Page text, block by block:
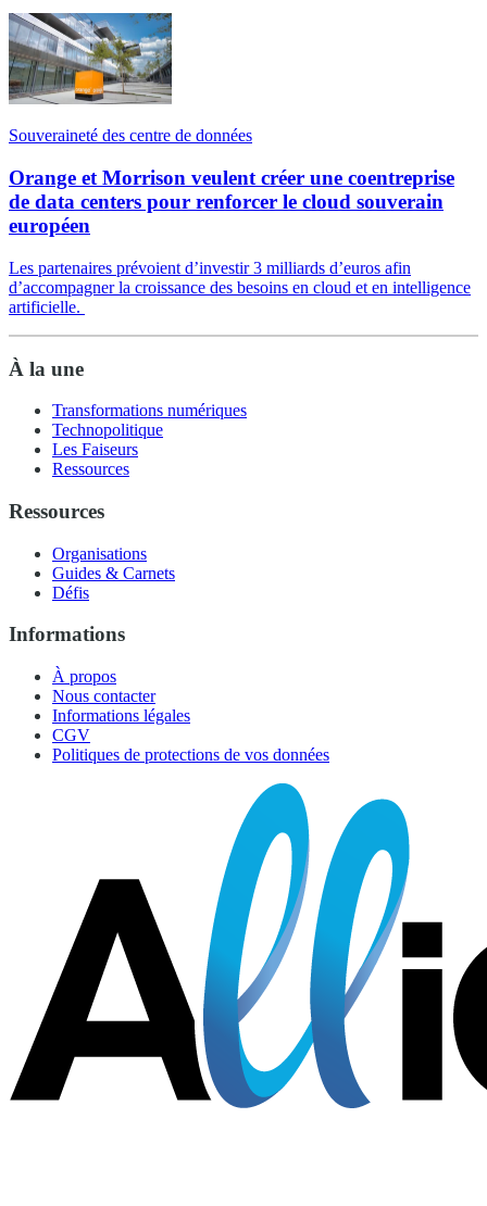
Souveraineté des centre de données
Orange et Morrison veulent créer une coentreprise
de data centers pour renforcer le cloud souverain
européen
Les partenaires prévoient d’investir 3 milliards d’euros afin
d’accompagner la croissance des besoins en cloud et en intelligence
artificielle.
À la une
Transformations numériques
Technopolitique
Les Faiseurs
Ressources
Ressources
Organisations
Guides & Carnets
Défis
Informations
À propos
Nous contacter
Informations légales
CGV
Politiques de protections de vos données